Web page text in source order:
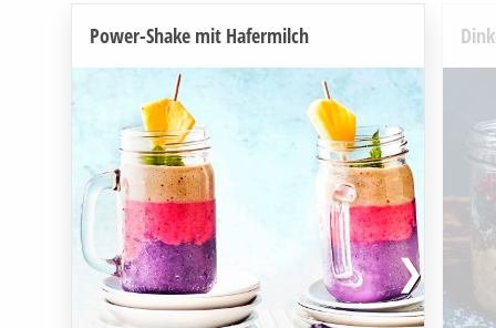
Power-Shake mit Hafermilch